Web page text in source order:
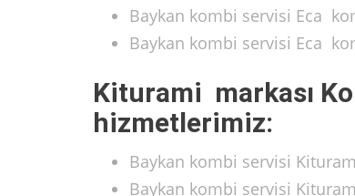
Baykan kombi servisi Eca
Baykan kombi servisi Eca
Kiturami markası
hizmetlerimiz:
Baykan kombi servisi
Baykan kombi servisi